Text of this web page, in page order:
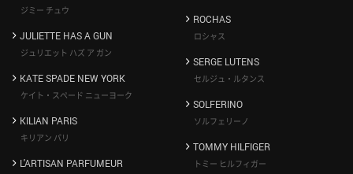
ジミー チュウ
JULIETTE HAS A GUN
ジュリエット ハズ ア ガン
KATE SPADE NEW YORK
ケイト・スペード ニューヨーク
KILIAN PARIS
キリアン パリ
L'ARTISAN PARFUMEUR
ROCHAS
ロシャス
SERGE LUTENS
セルジュ・ルタンス
SOLFERINO
ソルフェリーノ
TOMMY HILFIGER
トミー ヒルフィガー